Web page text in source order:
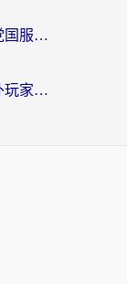
国外玩永恒之塔很卡？2026海外党国服游戏加速器终极指南（附街头篮球坦克世界实测）
在美国怎么玩火箭联盟不卡？海外玩家国服游戏加速终极指南（附明日方舟美版王者荣耀优化技巧）